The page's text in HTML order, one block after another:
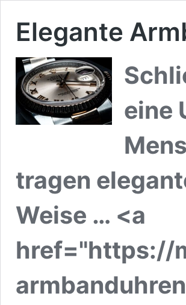
Elegante
eine
tragen
Weise … <a
href="https://